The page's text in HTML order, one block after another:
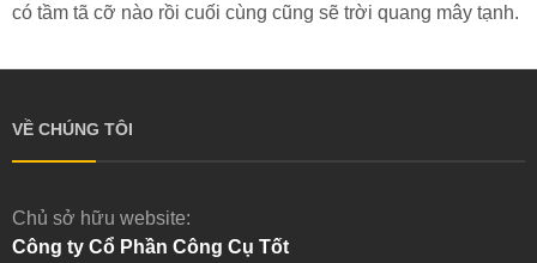
có tầm tã cỡ nào rồi cuối cùng cũng sẽ trời quang mây tạnh.
VỀ CHÚNG TÔI
Chủ sở hữu website:
Công ty Cổ Phần Công Cụ Tốt